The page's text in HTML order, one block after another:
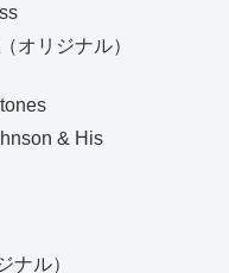
オリジナル）
& His
ル）